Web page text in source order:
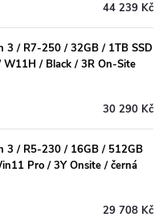
44 239 Kč
3 / R7-250 / 32GB / 1TB SSD
/ Black / 3R On-Site
30 290 Kč
3 / R5-230 / 16GB / 512GB
Pro / 3Y Onsite / černá
29 708 Kč